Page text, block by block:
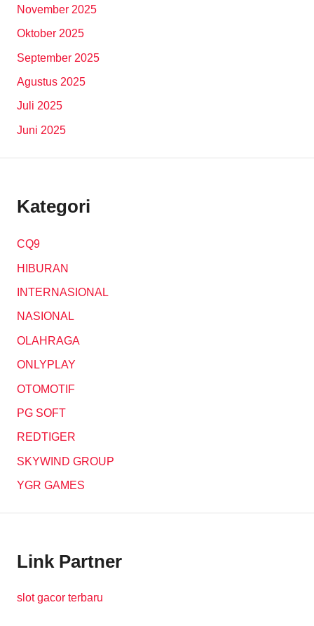
November 2025
Oktober 2025
September 2025
Agustus 2025
Juli 2025
Juni 2025
Kategori
CQ9
HIBURAN
INTERNASIONAL
NASIONAL
OLAHRAGA
ONLYPLAY
OTOMOTIF
PG SOFT
REDTIGER
SKYWIND GROUP
YGR GAMES
Link Partner
slot gacor terbaru